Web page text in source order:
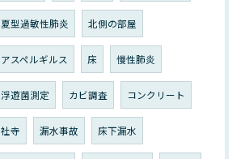
夏型過敏性肺炎 北側の部屋
アスペルギルス 床 慢性肺炎
浮遊菌測定 カビ調査 コンクリート
社寺 漏水事故 床下漏水